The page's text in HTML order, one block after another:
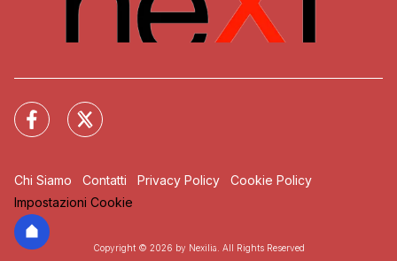
Chi Siamo Contatti Privacy Policy
Cookie Policy
Impostazioni Cookie
Copyright © 2026 by Nexilia. All Rights Reserved